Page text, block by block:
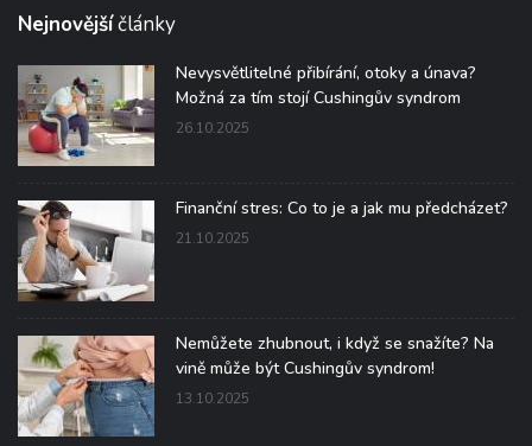
Nejnovějšíčlánky
Nevysvětlitelné přibírání, otoky a únava?
Možná za tím stojí Cushingův syndrom
26.10.2025
Finanční stres: Co to je a jak mu předcházet?
21.10.2025
Nemůžete zhubnout, i když se snažíte? Na
vině může být Cushingův syndrom!
13.10.2025